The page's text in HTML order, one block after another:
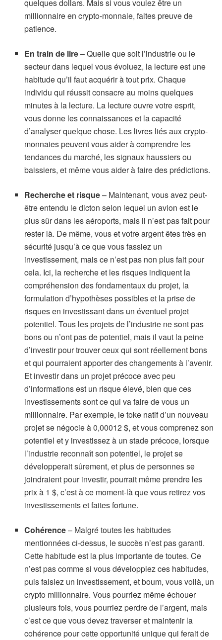
quelques dollars. Mais si vous voulez être un
millionnaire en crypto-monnaie, faites preuve de
patience.
En train de lire– Quelle que soit l’industrie ou le
secteur dans lequel vous évoluez, la lecture est une
habitude qu’il faut acquérir à tout prix. Chaque
individu qui réussit consacre au moins quelques
minutes à la lecture. La lecture ouvre votre esprit,
vous donne les connaissances et la capacité
d’analyser quelque chose. Les livres liés aux crypto-
monnaies peuvent vous aider à comprendre les
tendances du marché, les signaux haussiers ou
baissiers, et même vous aider à faire des prédictions.
Recherche et risque– Maintenant, vous avez peut-
être entendu le dicton selon lequel un avion est le
plus sûr dans les aéroports, mais il n’est pas fait pour
rester là. De même, vous et votre argent êtes très en
sécurité jusqu’à ce que vous fassiez un
investissement, mais ce n’est pas non plus fait pour
cela. Ici, la recherche et les risques indiquent la
compréhension des fondamentaux du projet, la
formulation d’hypothèses possibles et la prise de
risques en investissant dans un éventuel projet
potentiel. Tous les projets de l’industrie ne sont pas
bons ou n’ont pas de potentiel, mais il vaut la peine
d’investir pour trouver ceux qui sont réellement bons
et qui pourraient apporter des changements à l’avenir.
Et investir dans un projet précoce avec peu
d’informations est un risque élevé, bien que ces
investissements sont ce qui va faire de vous un
millionnaire. Par exemple, le toke natif d’un nouveau
projet se négocie à 0,00012 $, et vous comprenez son
potentiel et y investissez à un stade précoce, lorsque
l’industrie reconnaît son potentiel, le projet se
développerait sûrement, et plus de personnes se
joindraient pour investir, pourrait même prendre les
prix à 1 $, c’est à ce moment-là que vous retirez vos
investissements et faites fortune.
Cohérence– Malgré toutes les habitudes
mentionnées ci-dessus, le succès n’est pas garanti.
Cette habitude est la plus importante de toutes. Ce
n’est pas comme si vous développiez ces habitudes,
puis faisiez un investissement, et boum, vous voilà, un
crypto millionnaire. Vous pourriez même échouer
plusieurs fois, vous pourriez perdre de l’argent, mais
c’est ce que vous devez traverser et maintenir la
cohérence pour cette opportunité unique qui ferait de